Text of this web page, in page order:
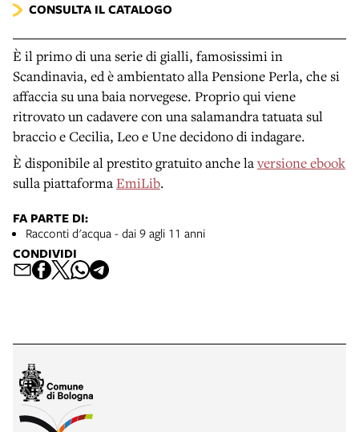
CONSULTA IL CATALOGO
È il primo di una serie di gialli, famosissimi in
Scandinavia, ed è ambientato alla Pensione Perla, che si
affaccia su una baia norvegese. Proprio qui viene
ritrovato un cadavere con una salamandra tatuata sul
braccio e Cecilia, Leo e Une decidono di indagare.
È disponibile al prestito gratuito anche laversione ebook
sulla piattaformaEmiLib.
FA PARTE DI:
Racconti d'acqua - dai 9 agli 11 anni
CONDIVIDI